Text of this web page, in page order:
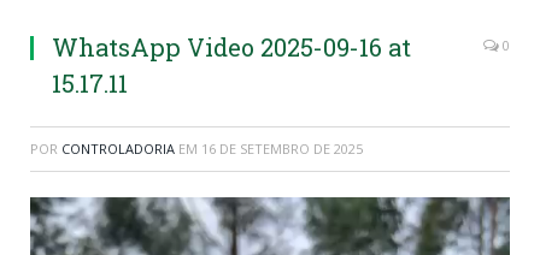
WhatsApp Video 2025-09-16 at
15.17.11
0
POR CONTROLADORIA EM 16 DE SETEMBRO DE 2025
Tocador
de